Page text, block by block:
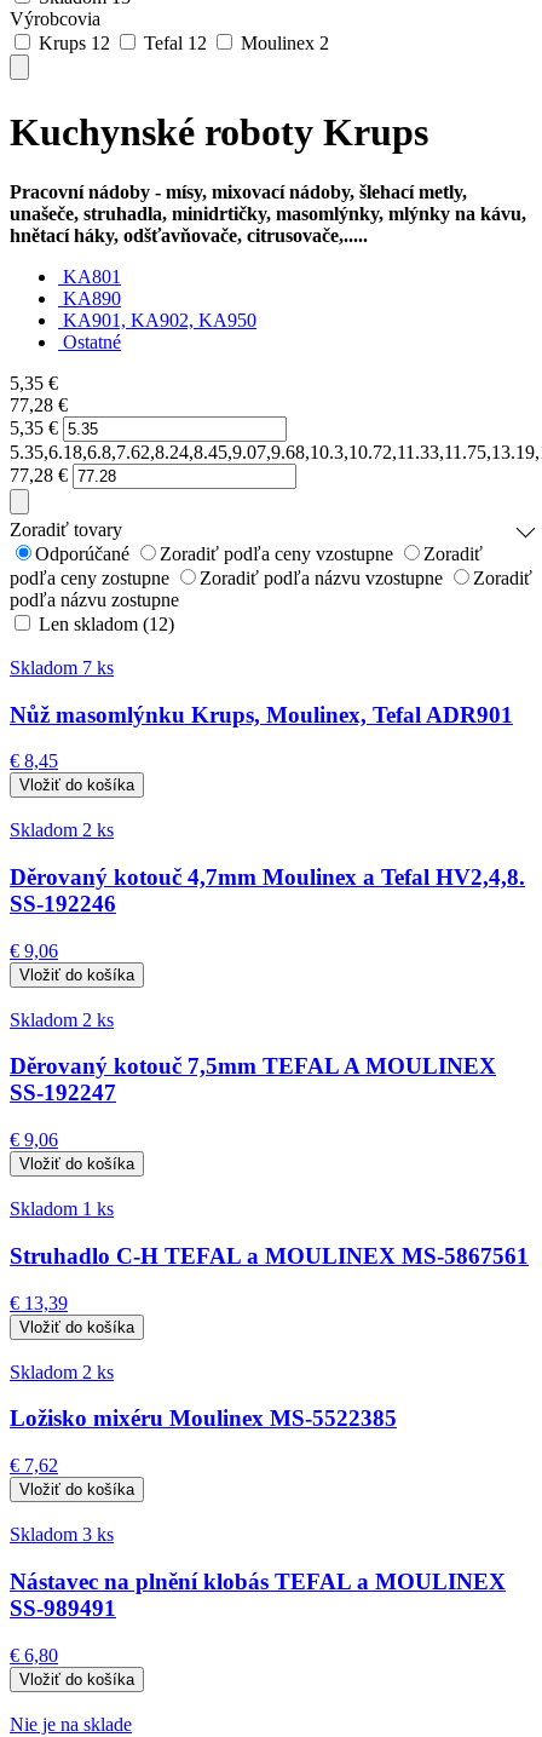
Výrobcovia
Krups 12 Tefal 12 Moulinex 2
Kuchynské roboty Krups
Pracovní nádoby - mísy, mixovací nádoby, šlehací metly,
unašeče, struhadla, minidrtičky, masomlýnky, mlýnky na kávu,
hnětací háky, odšťavňovače, citrusovače,.....
KA801
KA890
KA901, KA902, KA950
Ostatné
5,35 €
77,28 €
5,35 €
77,28 €
Zoradiť tovary
Odporúčané
Zoradiť podľa ceny vzostupne
Zoradiť
podľa ceny zostupne
Zoradiť podľa názvu vzostupne
Zoradiť
podľa názvu zostupne
Len skladom (12)
Skladom 7 ks
Nůž masomlýnku Krups, Moulinex, Tefal ADR901
€ 8,45
Skladom 2 ks
Děrovaný kotouč 4,7mm Moulinex a Tefal HV2,4,8.
SS-192246
€ 9,06
Skladom 2 ks
Děrovaný kotouč 7,5mm TEFAL A MOULINEX
SS-192247
€ 9,06
Skladom 1 ks
Struhadlo C-H TEFAL a MOULINEX MS-5867561
€ 13,39
Skladom 2 ks
Ložisko mixéru Moulinex MS-5522385
€ 7,62
Skladom 3 ks
Nástavec na plnění klobás TEFAL a MOULINEX
SS-989491
€ 6,80
Nie je na sklade